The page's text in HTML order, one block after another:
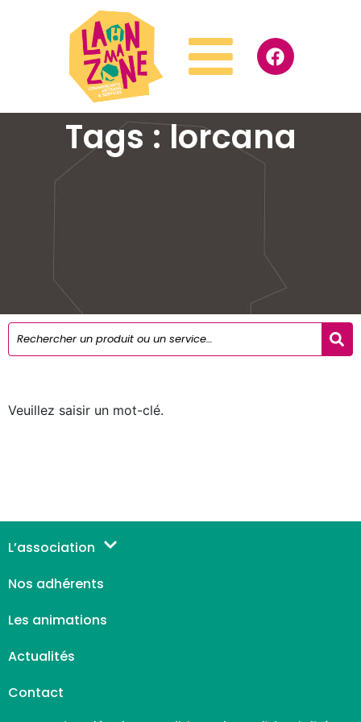
Tags : lorcana
Veuillez saisir un mot-clé.
L’association
Nos adhérents
Les animations
Actualités
Contact